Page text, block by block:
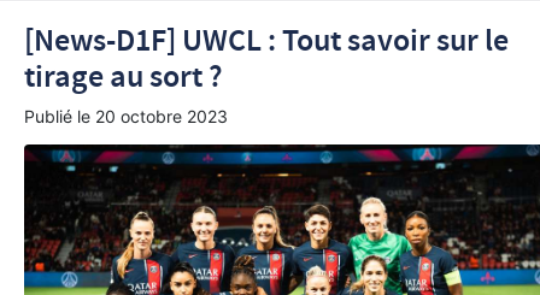
[News-D1F] UWCL : Tout savoir sur le
tirage au sort ?
Publié le 20 octobre 2023